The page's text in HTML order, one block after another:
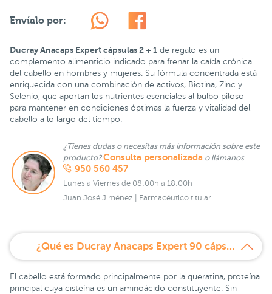
Envíalo por:
Ducray Anacaps Expert cápsulas 2 + 1 de regalo es un
complemento alimenticio indicado para frenar la caída crónica
del cabello en hombres y mujeres. Su fórmula concentrada está
enriquecida con una combinación de activos, Biotina, Zinc y
Selenio, que aportan los nutrientes esenciales al bulbo piloso
para mantener en condiciones óptimas la fuerza y vitalidad del
cabello a lo largo del tiempo.
¿Tienes dudas o necesitas más información sobre este
producto?Consulta personalizada o llámanos
950 560 457
Lunes a Viernes de 08:00h a 18:00h
Juan José Jiménez | Farmacéutico titular
¿Qué es Ducray Anacaps Expert 90 cápsulas?
El cabello está formado principalmente por la queratina, proteína
principal cuya cisteína es un aminoácido constituyente. Sin